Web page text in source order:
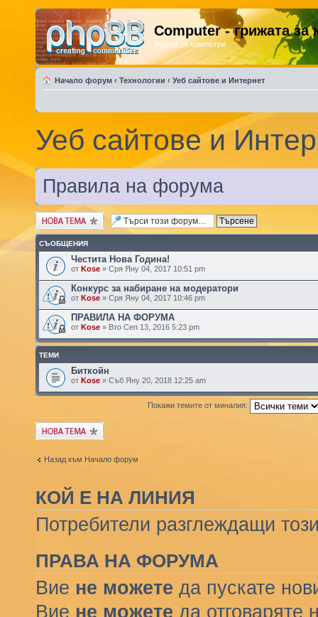
Computer - грижата
Форум за компютри
Начало форум ‹ Технологии ‹ Уеб сайтове и Интернет
Уеб сайтове и
Правила на форума
Публикувай нова
тема
СЪОБЩЕНИЯ
Честита Нова Година!
от Kose» Сря Яну 04, 2017 10:51 pm
Конкурс за набиране на модератори
от Kose» Сря Яну 04, 2017 10:46 pm
ПРАВИЛА НА ФОРУМА
от Kose» Вто Сеп 13, 2016 5:23 pm
ТЕМИ
Биткойн
от Kose» Съб Яну 20, 2018 12:25 am
Покажи темите от миналия:
Публикувай нова
тема
Назад към Начало форум
КОЙ Е НА ЛИНИЯ
Потребители разглеждащи
ПРАВА НА ФОРУМА
Вие не можете да пускате
Вие не можете да отговаряте